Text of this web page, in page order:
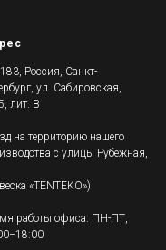
Россия, Санкт-
ул. Сабировская,
лит. В
на территорию нашего
с улицы Рубежная,
«TENTEKO»)
работы офиса: ПН-ПТ,